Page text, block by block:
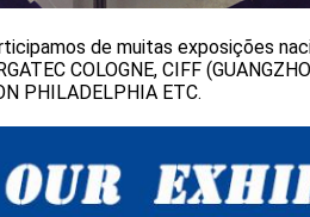
de muitas exposições
COLOGNE, CIFF
PHILADELPHIA ETC.